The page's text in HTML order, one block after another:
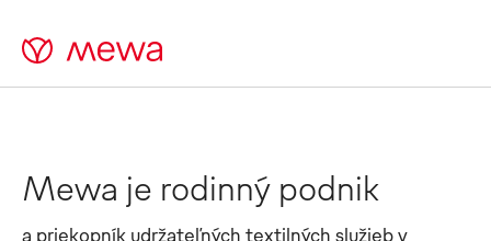
Mewa je rodinný podnik
a priekopník udržateľných textilných služieb v